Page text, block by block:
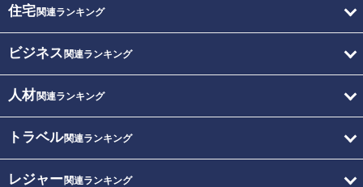
住宅関連ランキング
ビジネス 関連ランキング
人材関連ランキング
トラベル関連ランキング
レジャー関連ランキング